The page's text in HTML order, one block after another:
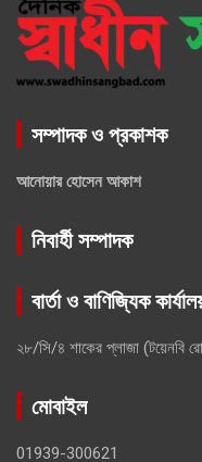
সম্পাদক ও প্রকাশক
আনোয়ার হোসেন আকাশ
নিবার্হী সম্পাদক
বার্তা ও বাণিজ্যিক
২৮/সি/৪ শাকের প্লাজা (টয়েনবি
মোবাইল
01939-300621